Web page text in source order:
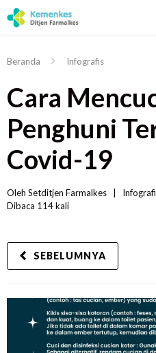
Beranda Infografis
Cara
Penghuni
Covid-19
Oleh Setditjen Farmalkes
Dibaca 114 kali
SEBELUMNYA